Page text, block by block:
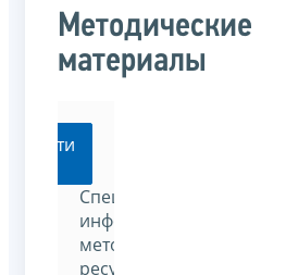
Методические
материалы
Перейти
Специализированный
информационно-
методический
ресурс